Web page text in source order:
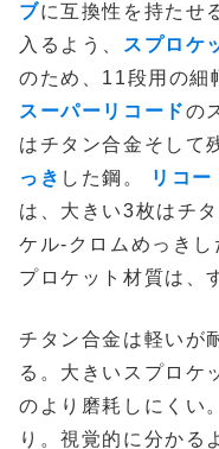
ブに互換性を持たせ
入るよう、
スプロケ
のため、11段用の細
スーパーリコードの
はチタン合金そして
っき した鋼。 リコー
は、大きい3枚はチ
ケル-クロムめっきし
プロケット材質は、
チタン合金は軽いが
る。大きいスプロケ
のより磨耗しにくい
り。視覚的に分かる